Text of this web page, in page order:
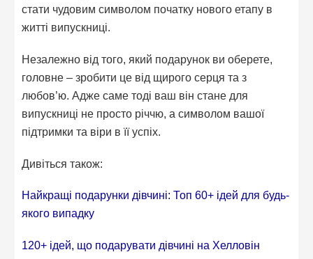
стати чудовим символом початку нового етапу в
житті випускниці.
Незалежно від того, який подарунок ви оберете,
головне – зробити це від щирого серця та з
любов’ю. Адже саме тоді ваш він стане для
випускниці не просто річчю, а символом вашої
підтримки та віри в її успіх.
Дивіться також:
Найкращі подарунки дівчині: Топ 60+ ідей для будь-
якого випадку
120+ ідей, що подарувати дівчині на Хелловін